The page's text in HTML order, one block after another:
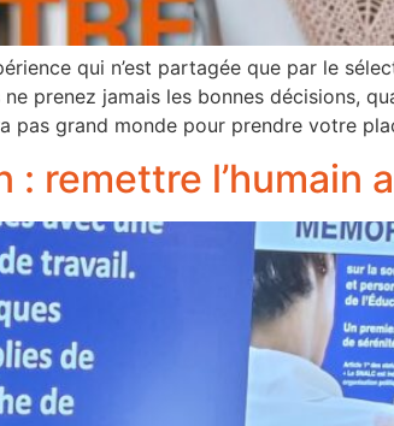
qui n’est partagée que par le
prenez jamais les bonnes décisions,
pas grand monde pour prendre votre
: remettre l’humain